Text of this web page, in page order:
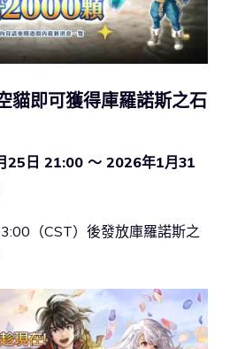
貓即可獲得庫羅諾斯之石
25日 21:00 〜 2026年1月31
（CST）後發放庫羅諾斯之